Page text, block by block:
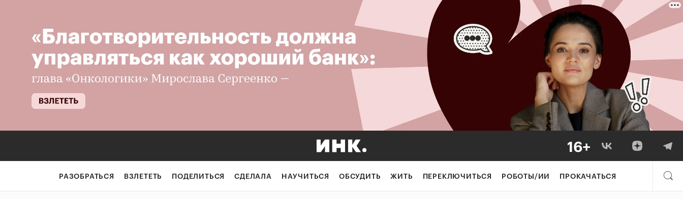
РАЗОБРАТЬСЯ ВЗЛЕТЕТЬ ПОДЕЛИТЬСЯ СДЕЛАЛА НАУЧИТЬСЯ ОБСУДИТЬ ЖИТЬ ПЕРЕКЛЮЧИТЬСЯ РОБОТЫ/ИИ ПРОКАЧАТЬСЯ